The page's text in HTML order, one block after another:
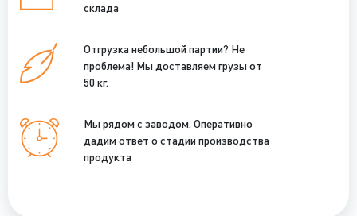
склада
Отгрузка небольшой партии? Не
проблема! Мы доставляем грузы от
50 кг.
Мы рядом с заводом. Оперативно
дадим ответ о стадии производства
продукта